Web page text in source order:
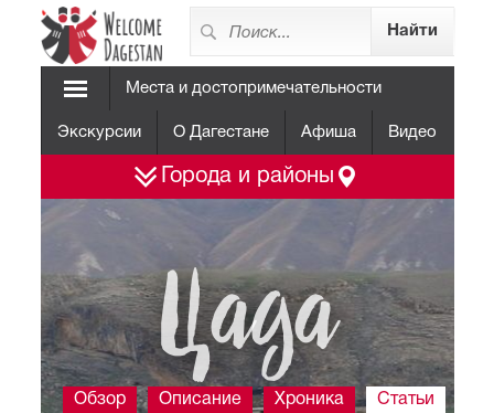
Места и достопримечательности
Экскурсии О Дагестане Афиша Видео
Города и районы
Цада
Обзор Описание Хроника Статьи